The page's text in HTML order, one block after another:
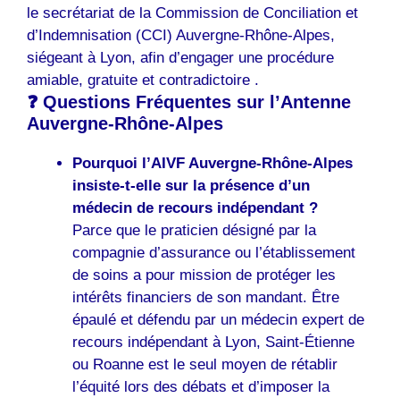
le secrétariat de la Commission de Conciliation et
d’Indemnisation (CCI) Auvergne-Rhône-Alpes,
siégeant à Lyon, afin d’engager une procédure
amiable, gratuite et contradictoire .
❓ Questions Fréquentes sur l’Antenne
Auvergne-Rhône-Alpes
Pourquoi l’AIVF Auvergne-Rhône-Alpes
insiste-t-elle sur la présence d’un
médecin de recours indépendant ?
Parce que le praticien désigné par la
compagnie d’assurance ou l’établissement
de soins a pour mission de protéger les
intérêts financiers de son mandant. Être
épaulé et défendu par un médecin expert de
recours indépendant à Lyon, Saint-Étienne
ou Roanne est le seul moyen de rétablir
l’équité lors des débats et d’imposer la